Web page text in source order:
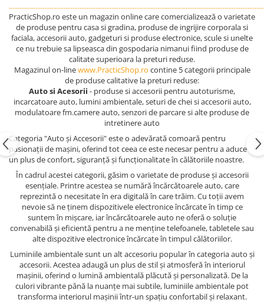
PracticShop.ro este un magazin online care comercializează o varietate
de produse pentru casa si gradina, produse de ingrijire corporala si
faciala, accesorii auto, gadgeturi si produse electronice, scule si unelte
ce nu trebuie sa lipseasca din gospodaria nimanui fiind produse de
calitate superioara la preturi reduse.
Magazinul on-linewww.PracticShop.ro contine 5 categorii principale
de produse calitative la preturi reduse:
Auto si Acesorii - produse si accesorii pentru autoturisme,
incarcatoare auto, lumini ambientale, seturi de chei si accesorii auto,
modulatoare fm.camere auto, senzori de parcare si alte produse de
intretinere auto
Categoria "Auto și Accesorii" este o adevărată comoară pentru
pasionații de mașini, oferind tot ceea ce este necesar pentru a aduce
un plus de confort, siguranță și funcționalitate în călătoriile noastre.
În cadrul acestei categorii, găsim o varietate de produse și accesorii
esențiale. Printre acestea se numără încărcătoarele auto, care
reprezintă o necesitate în era digitală în care trăim. Cu toții avem
nevoie să ne ținem dispozitivele electronice încărcate în timp ce
suntem în mișcare, iar încărcătoarele auto ne oferă o soluție
convenabilă și eficientă pentru a ne menține telefoanele, tabletele sau
alte dispozitive electronice încărcate în timpul călătoriilor.
Luminiile ambientale sunt un alt accesoriu popular în categoria auto și
accesorii. Acestea adaugă un plus de stil și atmosferă în interiorul
mașinii, oferind o lumină ambientală plăcută și personalizată. De la
culori vibrante până la nuanțe mai subtile, luminiile ambientale pot
transforma interiorul mașinii într-un spațiu confortabil și relaxant.